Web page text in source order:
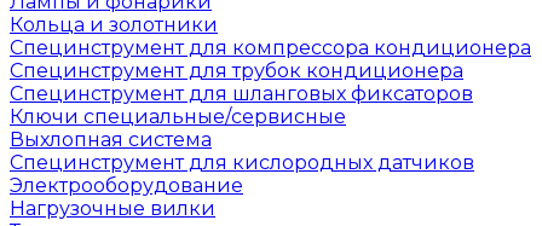
Кольца и золотники
Специнструмент для компрессора кондиционера
Специнструмент для трубок кондиционера
Специнструмент для шланговых фиксаторов
Ключи специальные/сервисные
Выхлопная система
Специнструмент для кислородных датчиков
Электрооборудование
Нагрузочные вилки